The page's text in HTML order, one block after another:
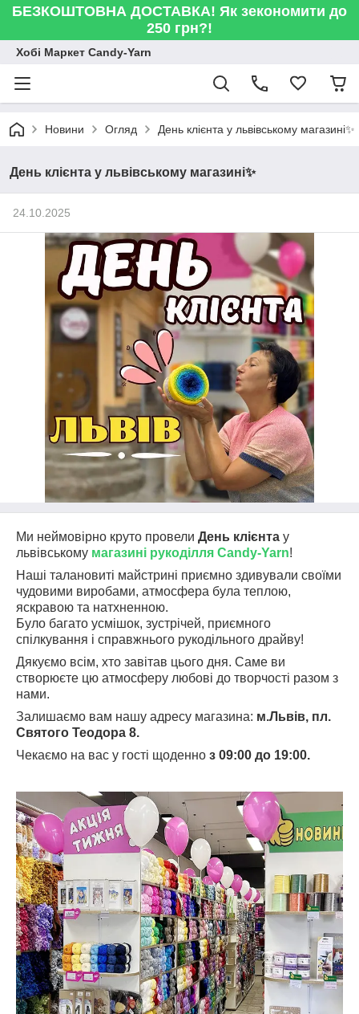
БЕЗКОШТОВНА ДОСТАВКА! Як зекономити до
250 грн?!
Хобі Маркет Candy-Yarn
Новини Огляд День клієнта у львівському магазині✨
День клієнта у львівському магазині✨
24.10.2025
Ми неймовірно круто провели День клієнта у
львівському магазині рукоділля Candy-Yarn!
Наші талановиті майстрині приємно здивували своїми
чудовими виробами, атмосфера була теплою,
яскравою та натхненною.
Було багато усмішок, зустрічей, приємного
спілкування і справжнього рукодільного драйву!
Дякуємо всім, хто завітав цього дня. Саме ви
створюєте цю атмосферу любові до творчості разом з
нами.
Залишаємо вам нашу адресу магазина: м.Львів, пл.
Святого Теодора 8.
Чекаємо на вас у гості щоденно з 09:00 до 19:00.